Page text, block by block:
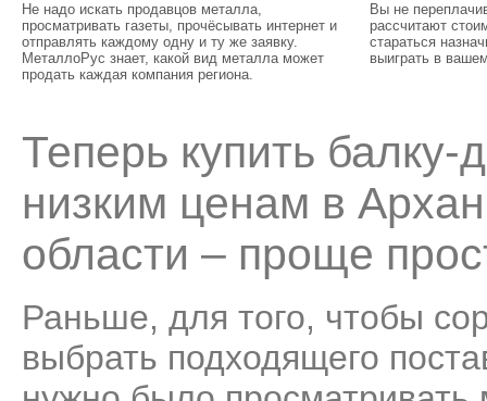
Не надо искать продавцов металла,
просматривать газеты, прочёсывать интернет и
отправлять каждому одну и ту же заявку.
МеталлоРус знает, какой вид металла может
продать каждая компания региона.
Вы не
рассчитают
стараться
выиграть в
Теперь купить
низким ценам в
области – проще
Раньше, для того, чтобы
выбрать подходящего